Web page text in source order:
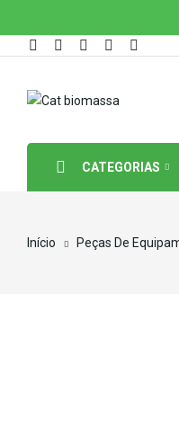
CATEGORIAS
Início Peças De